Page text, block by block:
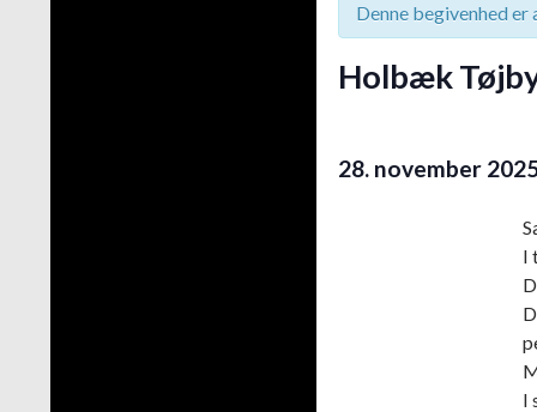
Denne begivenhed
Holbæk
28. november
I
I